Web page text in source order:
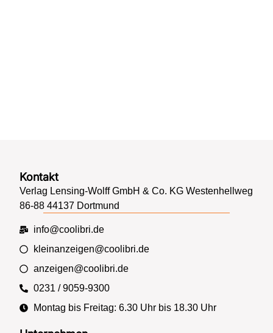
Kontakt
Verlag Lensing-Wolff GmbH & Co. KG Westenhellweg
86-88 44137 Dortmund
info@coolibri.de
kleinanzeigen@coolibri.de
anzeigen@coolibri.de
0231 / 9059-9300
Montag bis Freitag: 6.30 Uhr bis 18.30 Uhr